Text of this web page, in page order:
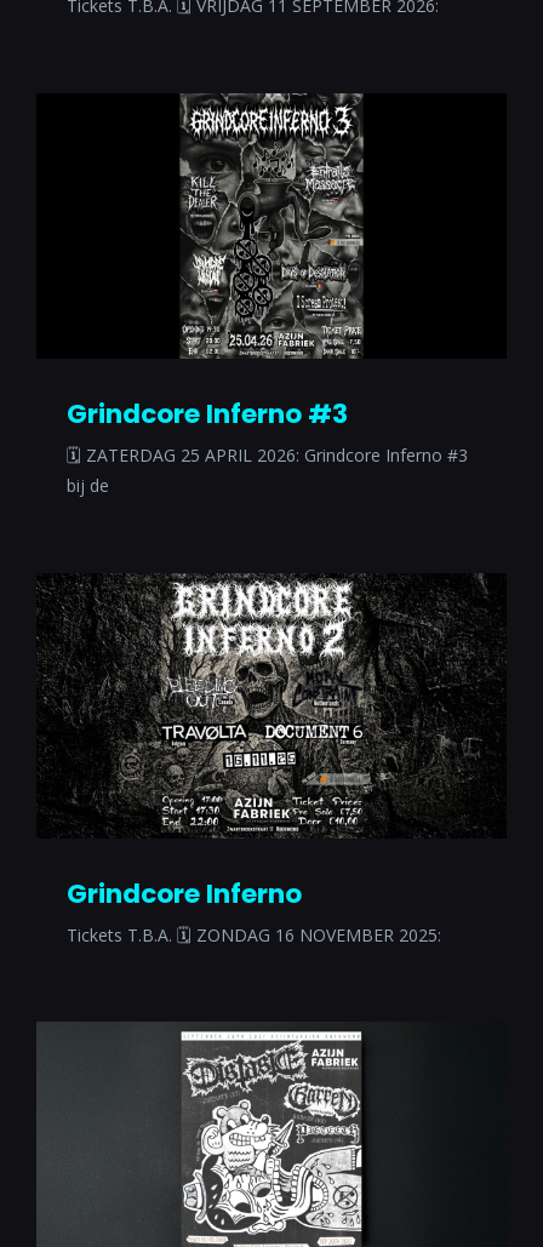
Tickets T.B.A. 🗓 VRIJDAG 11 SEPTEMBER 2026:
Grindcore Inferno #3
🗓 ZATERDAG 25 APRIL 2026: Grindcore Inferno #3
bij de
Grindcore Inferno
Tickets T.B.A. 🗓 ZONDAG 16 NOVEMBER 2025: